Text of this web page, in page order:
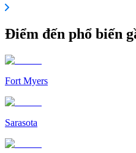
Điểm đến phổ biến
Fort Myers
Sarasota